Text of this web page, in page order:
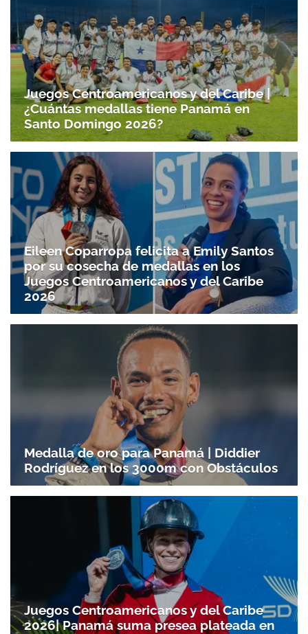
Juegos Centroamericanos y del Caribe |
¿Cuántas medallas tiene Panamá en
Santo Domingo 2026?
Eileen Coparropa felicita a Emily Santos
por su cosecha de medallas en los
Juegos Centroamericanos y del Caribe
2026
Medalla de oro para Panamá | Diddier
Rodríguez en los 3000m con Obstáculos
Juegos Centroamericanos y del Caribe
2026| Panamá suma presea plateada en